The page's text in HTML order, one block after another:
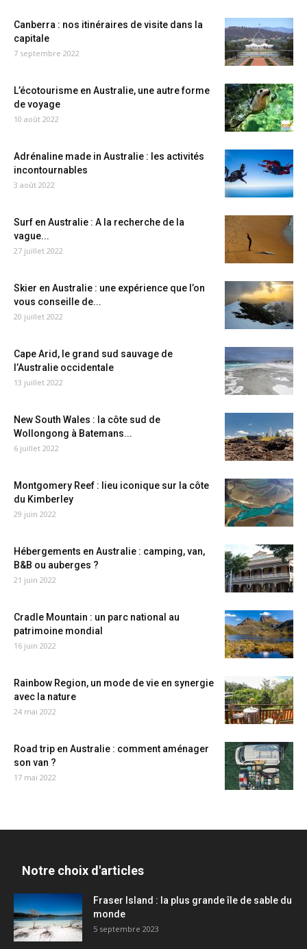
Canberra : nos itinéraires de visite dans la
capitale
7 septembre 2022
L’écotourisme en Australie, une autre forme
de voyage
10 août 2022
Adrénaline made in Australie : les activités
incontournables
3 août 2022
Surf en Australie : A la recherche de la
vague...
27 juillet 2022
Skier en Australie : une expérience que l’on
vous conseille de...
20 juillet 2022
Cape Arid, le grand sud sauvage de
l’Australie occidentale
13 juillet 2022
New South Wales : la côte sud de
Wollongong à Batemans...
6 juillet 2022
Montgomery Reef : lieu iconique sur la côte
du Kimberley
29 juin 2022
Hébergements en Australie : camping, van,
B&B ou auberges ?
21 juin 2022
Cradle Mountain : un parc national au
patrimoine mondial
16 juin 2022
Rainbow Region, un mode de vie en synergie
avec la nature
24 mai 2022
Road trip en Australie : comment aménager
son van ?
17 mai 2022
Notre choix d'articles
Fraser Island : la plus grande île de sable du
monde
5 septembre 2023